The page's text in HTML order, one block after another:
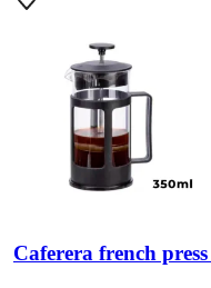
Caferera french